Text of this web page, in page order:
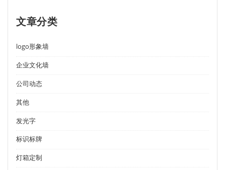
文章分类
logo形象墙
企业文化墙
公司动态
其他
发光字
标识标牌
灯箱定制